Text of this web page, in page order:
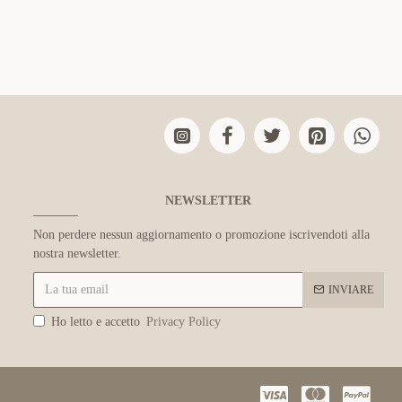
NEWSLETTER
Non perdere nessun aggiornamento o promozione iscrivendoti alla
nostra newsletter.
INVIARE
Ho letto e accetto Privacy Policy